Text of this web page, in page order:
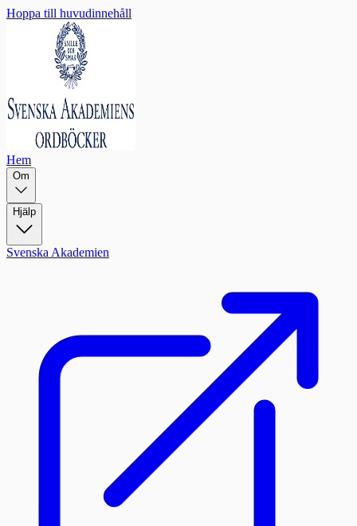
Hoppa till huvudinnehåll
Hem
Om
Hjälp
Svenska Akademien